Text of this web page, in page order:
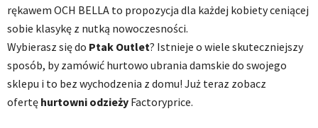
rękawem OCH BELLA to propozycja dla każdej kobiety ceniącej
sobie klasykę z nutką nowoczesności.
Wybierasz się do Ptak Outlet? Istnieje o wiele skuteczniejszy
sposób, by zamówić hurtowo ubrania damskie do swojego
sklepu i to bez wychodzenia z domu! Już teraz zobacz
ofertę hurtowni odzieży Factoryprice.